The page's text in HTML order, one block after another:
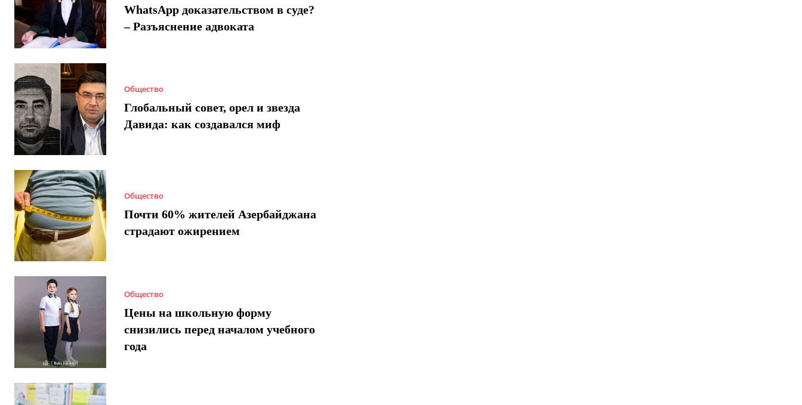
WhatsApp доказательством в суде?
– Разъяснение адвоката
Общество
Глобальный совет, орел и звезда
Давида: как создавался миф
Общество
Почти 60% жителей Азербайджана
страдают ожирением
Общество
Цены на школьную форму
снизились перед началом учебного
года